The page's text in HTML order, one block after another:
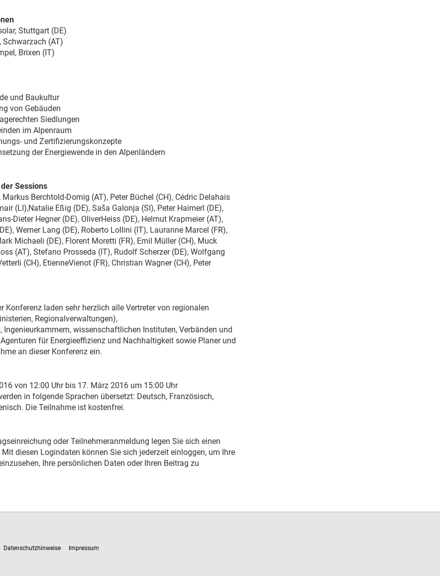
Stuttgart (DE)
(AT)
Brixen (IT)
und Baukultur
von Gebäuden
Siedlungen
im Alpenraum
und Zertifizierungskonzepte
der Energiewende in den Alpenländern
Sessions
Markus Berchtold-Domig (AT), Peter Büchel (CH), Cédric Delahais
(LI),Natalie Eßig (DE), Saša Galonja (SI), Peter Haimerl (DE),
Dieter Hegner (DE), OliverHeiss (DE), Helmut Krapmeier (AT),
Werner Lang (DE), Roberto Lollini (IT), Lauranne Marcel (FR),
Michaeli (DE), Florent Moretti (FR), Emil Müller (CH), Muck
(AT), Stefano Prosseda (IT), Rudolf Scherzer (DE), Wolfgang
(CH), EtienneVienot (FR), Christian Wagner (CH), Peter
Konferenz laden sehr herzlich alle Vertreter von regionalen
Regionalverwaltungen),
Ingenieurkammern, wissenschaftlichen Instituten, Verbänden und
für Energieeffizienz und Nachhaltigkeit sowie Planer und
an dieser Konferenz ein.
von 12:00 Uhr bis 17. März 2016 um 15:00 Uhr
in folgende Sprachen übersetzt: Deutsch, Französisch,
Die Teilnahme ist kostenfrei.
oder Teilnehmeranmeldung legen Sie sich einen
diesen Logindaten können Sie sich jederzeit einloggen, um Ihre
Ihre persönlichen Daten oder Ihren Beitrag zu
Datenschutzhinweise Impressum